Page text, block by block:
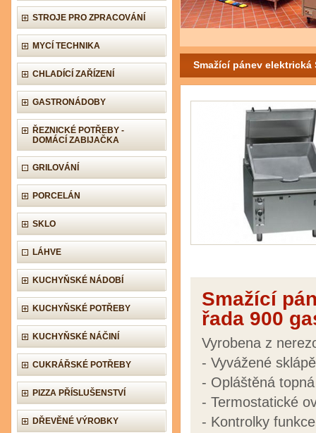
STROJE PRO ZPRACOVÁNÍ
MYCÍ TECHNIKA
CHLADÍCÍ ZAŘÍZENÍ
GASTRONÁDOBY
ŘEZNICKÉ POTŘEBY -
DOMÁCÍ ZABIJAČKA
GRILOVÁNÍ
PORCELÁN
SKLO
LÁHVE
KUCHYŇSKÉ NÁDOBÍ
KUCHYŇSKÉ POTŘEBY
KUCHYŇSKÉ NÁČINÍ
CUKRÁŘSKÉ POTŘEBY
PIZZA PŘÍSLUŠENSTVÍ
DŘEVĚNÉ VÝROBKY
Smažící pánev elektrická
Smažící
řada 900
Vyrobena z
- Vyvážené
- Opláštěná
- Termostatické
- Kontrolky